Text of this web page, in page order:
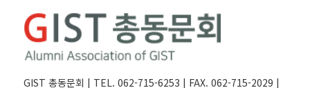
GIST 총동문회 | TEL. 062-715-6253 | FAX. 062-715-2029 |